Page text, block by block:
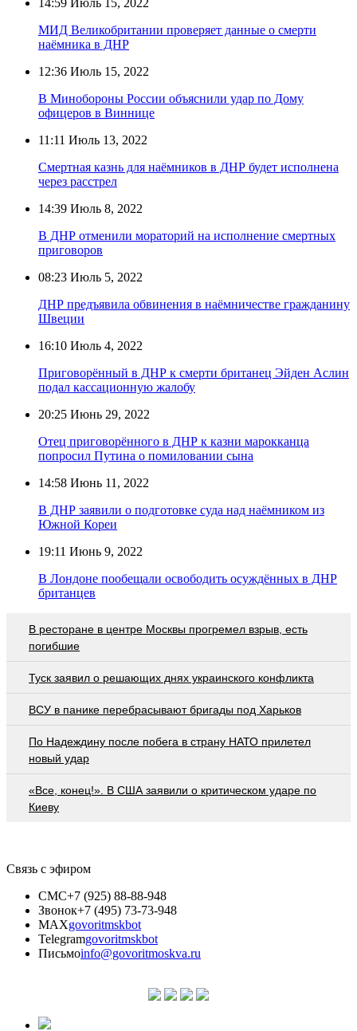
МИД Великобритании проверяет данные о смерти
наёмника в ДНР
12:36 Июль 15, 2022
В Минобороны России объяснили удар по Дому
офицеров в Виннице
11:11 Июль 13, 2022
Смертная казнь для наёмников в ДНР будет исполнена
через расстрел
14:39 Июль 8, 2022
В ДНР отменили мораторий на исполнение смертных
приговоров
08:23 Июль 5, 2022
ДНР предъявила обвинения в наёмничестве гражданину
Швеции
16:10 Июль 4, 2022
Приговорённый в ДНР к смерти британец Эйден Аслин
подал кассационную жалобу
20:25 Июнь 29, 2022
Отец приговорённого в ДНР к казни марокканца
попросил Путина о помиловании сына
14:58 Июнь 11, 2022
В ДНР заявили о подготовке суда над наёмником из
Южной Кореи
19:11 Июнь 9, 2022
В Лондоне пообещали освободить осуждённых в ДНР
британцев
В ресторане в центре Москвы прогремел взрыв, есть
погибшие
Туск заявил о решающих днях украинского конфликта
ВСУ в панике перебрасывают бригады под Харьков
По Надеждину после побега в страну НАТО прилетел
новый удар
«Все, конец!». В США заявили о критическом ударе по
Киеву
Связь с эфиром
СМС+7 (925) 88-88-948
Звонок+7 (495) 73-73-948
MAXgovoritmskbot
Telegramgovoritmskbot
Письмоinfo@govoritmoskva.ru